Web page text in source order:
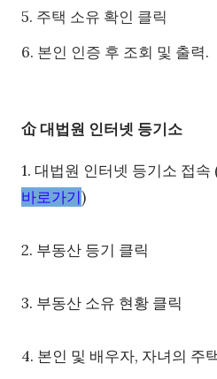
5. 주택 소유 확인 클릭
6. 본인 인증 후 조회 및 출력.
仚 대법원 인터넷 등기소
1. 대법원 인터넷 등기소 접속
바로가기)
2. 부동산 등기 클릭
3. 부동산 소유 현황 클릭
4. 본인 및 배우자, 자녀의 주